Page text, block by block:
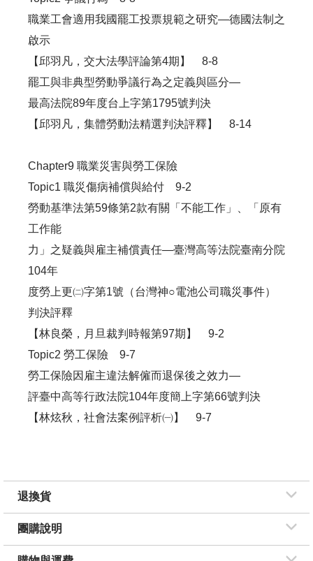
職業工會適用我國罷工投票規範之研究—德國法制之
啟示
【邱羽凡，交大法學評論第4期】 8-8
罷工與非典型勞動爭議行為之定義與區分—
最高法院89年度台上字第1795號判決
【邱羽凡，集體勞動法精選判決評釋】 8-14
Chapter9 職業災害與勞工保險
Topic1 職災傷病補償與給付 9-2
勞動基準法第59條第2款有關「不能工作」、「原有
工作能
力」之疑義與雇主補償責任—臺灣高等法院臺南分院
104年
度勞上更㈡字第1號（台灣神○電池公司職災事件）
判決評釋
【林良榮，月旦裁判時報第97期】 9-2
Topic2 勞工保險 9-7
勞工保險因雇主違法解僱而退保後之效力—
評臺中高等行政法院104年度簡上字第66號判決
【林炫秋，社會法案例評析㈠】 9-7
退換貨
團購說明